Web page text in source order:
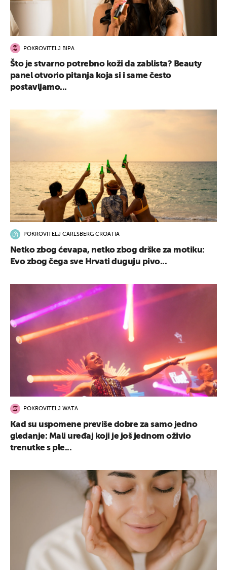
POKROVITELJ BIPA
Što je stvarno potrebno koži da zablista? Beauty
panel otvorio pitanja koja si i same često
postavljamo...
POKROVITELJ CARLSBERG CROATIA
Netko zbog ćevapa, netko zbog drške za motiku:
Evo zbog čega sve Hrvati duguju pivo...
POKROVITELJ WATA
Kad su uspomene previše dobre za samo jedno
gledanje: Mali uređaj koji je još jednom oživio
trenutke s ple...